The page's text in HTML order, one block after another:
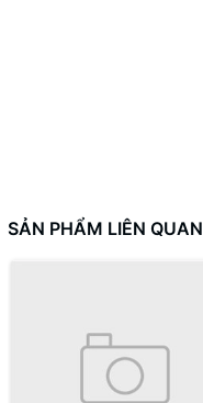
SẢN PHẨM LIÊN QUAN